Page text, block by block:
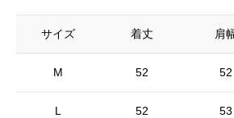
サイズ
M
L
着丈 肩
52 52
52 53